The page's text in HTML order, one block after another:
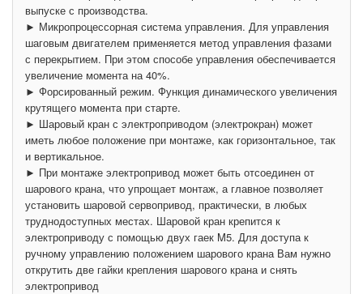
выпуске с производства.
► Микропроцессорная система управления. Для управления
шаговым двигателем применяется метод управления фазами
с перекрытием. При этом способе управления обеспечивается
увеличение момента на 40%.
► Форсированный режим. Функция динамического увеличения
крутящего момента при старте.
► Шаровый кран с электроприводом (электрокран) может
иметь любое положение при монтаже, как горизонтальное, так
и вертикальное.
► При монтаже электропривод может быть отсоединен от
шарового крана, что упрощает монтаж, а главное позволяет
установить шаровой сервопривод, практически, в любых
труднодоступных местах. Шаровой кран крепится к
электроприводу с помощью двух гаек M5. Для доступа к
ручному управлению положением шарового крана Вам нужно
открутить две гайки крепления шарового крана и снять
электропривод